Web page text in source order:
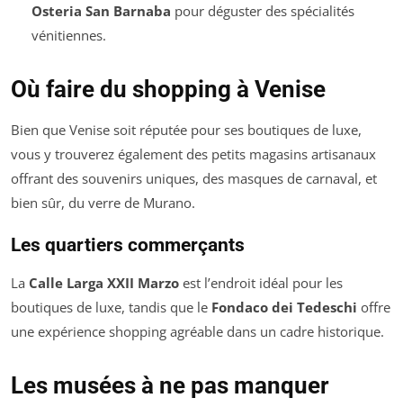
Osteria San Barnaba pour déguster des spécialités
vénitiennes.
Où faire du shopping à Venise
Bien que Venise soit réputée pour ses boutiques de luxe,
vous y trouverez également des petits magasins artisanaux
offrant des souvenirs uniques, des masques de carnaval, et
bien sûr, du verre de Murano.
Les quartiers commerçants
La Calle Larga XXII Marzo est l’endroit idéal pour les
boutiques de luxe, tandis que le Fondaco dei Tedeschi offre
une expérience shopping agréable dans un cadre historique.
Les musées à ne pas manquer